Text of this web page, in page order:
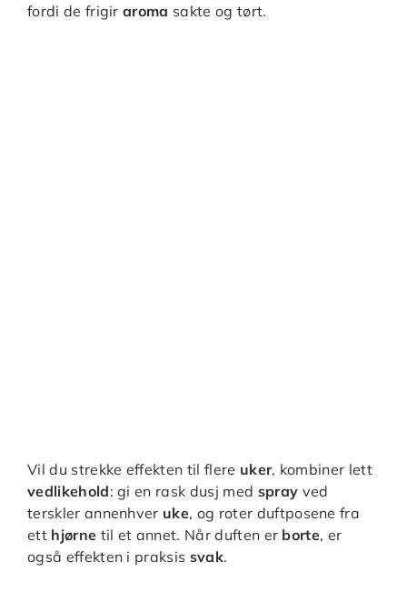
fordi de frigiraroma sakte og tørt.
Vil du strekke effekten til flere uker, kombiner lett
vedlikehold: gi en rask dusj med spray ved
terskler annenhver uke, og roter duftposene fra
ett hjørne til et annet. Når duften er borte, er
også effekten i praksis svak.